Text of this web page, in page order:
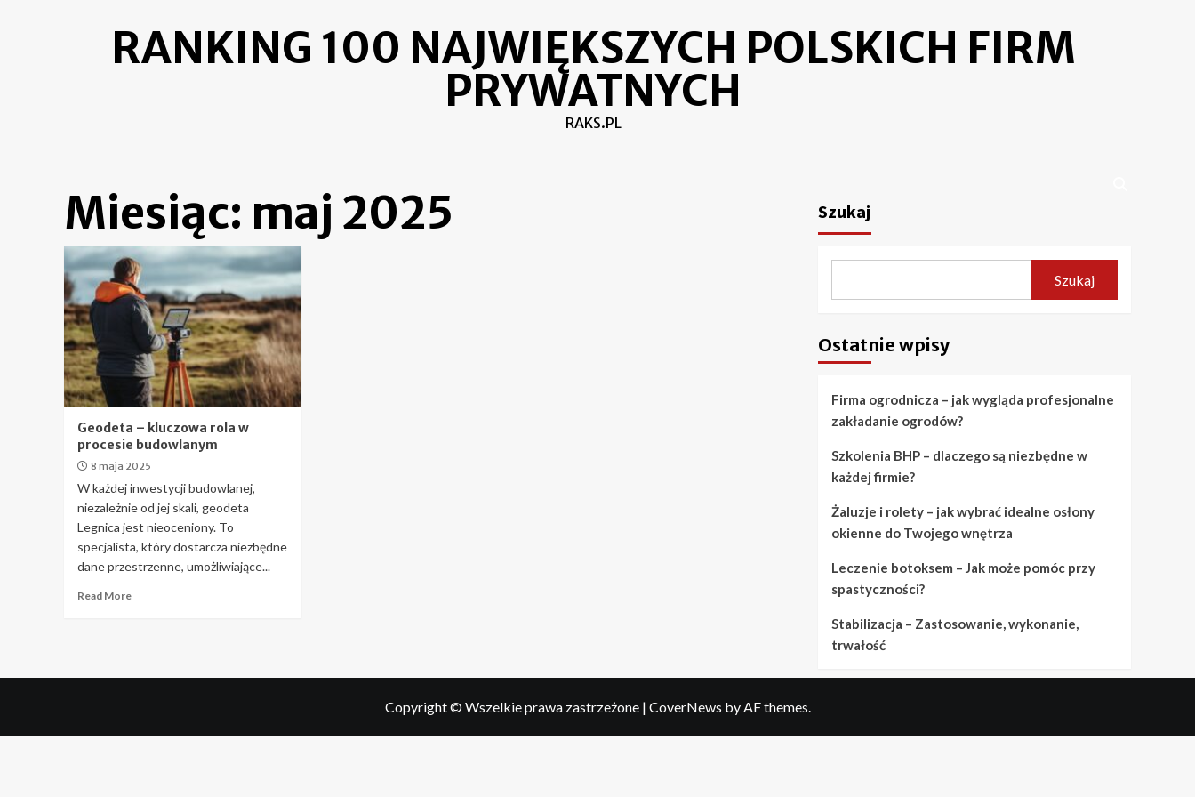
RANKING 100 NAJWIĘKSZYCH POLSKICH FIRM
PRYWATNYCH
RAKS.PL
Miesiąc: maj 2025
Geodeta – kluczowa rola w
procesie budowlanym
8 maja 2025
W każdej inwestycji budowlanej,
niezależnie od jej skali, geodeta
Legnica jest nieoceniony. To
specjalista, który dostarcza niezbędne
dane przestrzenne, umożliwiające...
Read More
Szukaj
Szukaj
Ostatnie wpisy
Firma ogrodnicza – jak wygląda profesjonalne
zakładanie ogrodów?
Szkolenia BHP – dlaczego są niezbędne w
każdej firmie?
Żaluzje i rolety – jak wybrać idealne osłony
okienne do Twojego wnętrza
Leczenie botoksem – Jak może pomóc przy
spastyczności?
Stabilizacja – Zastosowanie, wykonanie,
trwałość
Copyright © Wszelkie prawa zastrzeżone | CoverNews by AF themes.